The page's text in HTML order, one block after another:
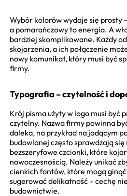
Wybór kolorów wydaje się prosty
a pomarańczowy to energia. A
bardziej skomplikowane. Każdy
skojarzenia, a ich połączenie
nowy komunikat, który musi być
firmy.
Typografia – czytelność i
Krój pisma użyty w logo musi być
czytelny. Nazwa firmy powinna
daleka, na przykład na jadącym
budowlanej często sprawdzają
bezszeryfowe czcionki, które
nowoczesnością. Należy unikać
cienkich fontów, które mogą
sugerować delikatność – cechę
budownictwie.